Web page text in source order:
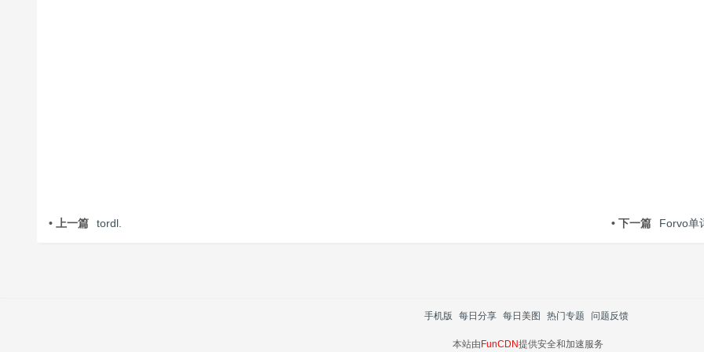
• 上一篇 tordl. • 下一篇 Forvo单
手机版 每日分享 每日美图 热门专题 问题反馈
本站由FunCDN提供安全和加速服务